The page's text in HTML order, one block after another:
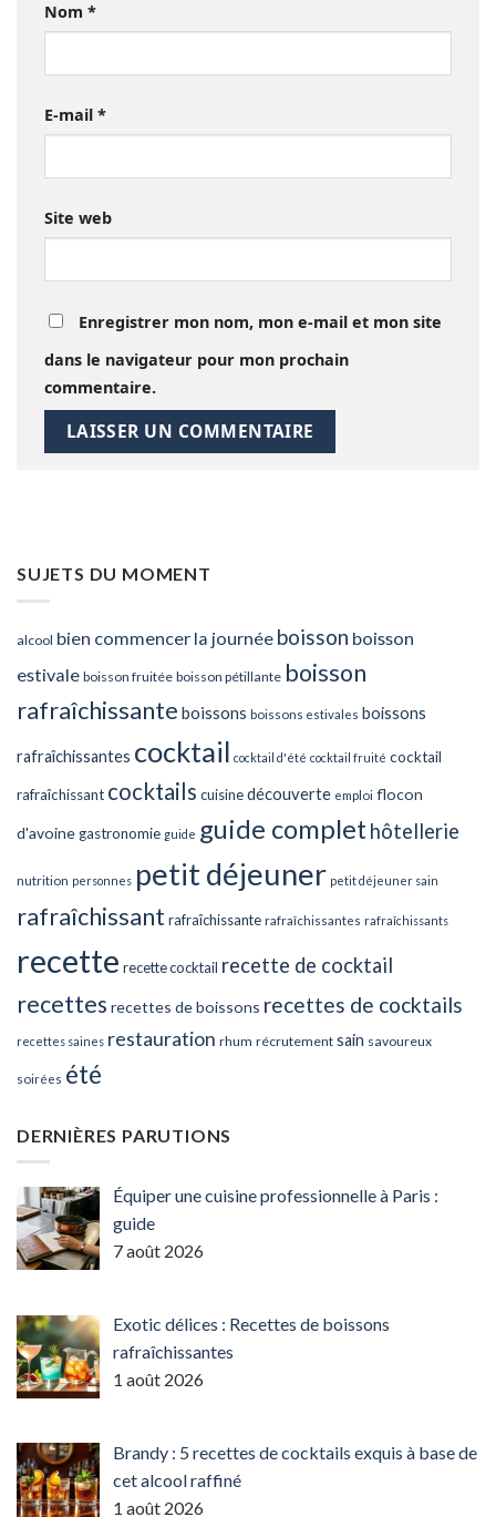
Nom *
E-mail *
Site web
Enregistrer mon nom, mon e-mail et mon site
dans le navigateur pour mon prochain
commentaire.
SUJETS DU MOMENT
alcool bien commencer la journée boisson boisson
estivale boisson fruitée boisson pétillante boisson
rafraîchissante boissons boissons estivales boissons
rafraîchissantes cocktail cocktail d'été cocktail fruité cocktail
rafraîchissant cocktails cuisinedécouverte emploi flocon
d'avoine gastronomie guide guide complet hôtellerie
nutrition personnes petit déjeuner petit déjeuner sain
rafraîchissant rafraîchissante rafraîchissantes rafraîchissants
recette recette cocktail recette de cocktail
recettes recettes de boissons recettes de cocktails
recettes saines restauration rhum récrutement sain savoureux
soirées été
DERNIÈRES PARUTIONS
Équiper une cuisine professionnelle à Paris :
guide
7 août 2026
Exotic délices : Recettes de boissons
rafraîchissantes
1 août 2026
Brandy : 5 recettes de cocktails exquis à base de
cet alcool raffiné
1 août 2026